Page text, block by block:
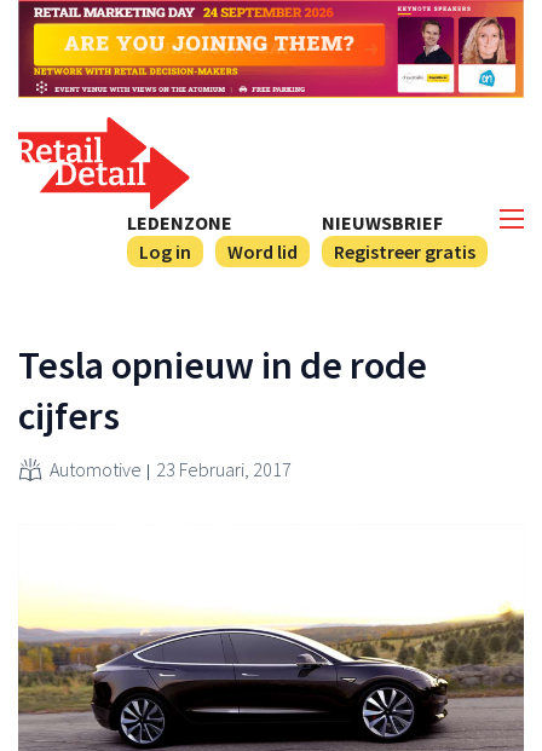
NIEUWSBRIEF
Registreer gratis
LEDENZONE
Log in
Word lid
Tesla opnieuw in de rode
cijfers
Automotive 23 Februari, 2017